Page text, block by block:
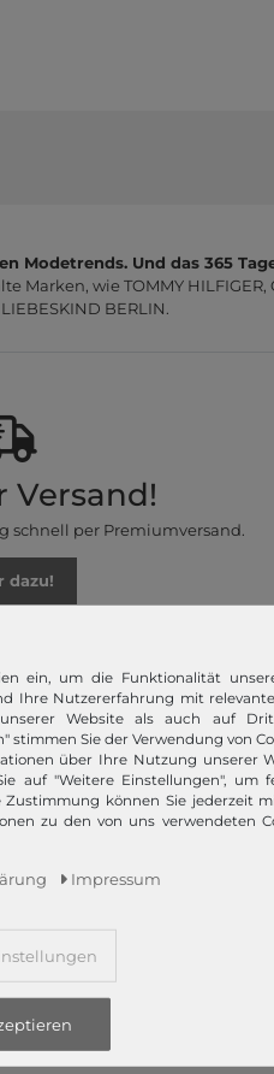
Modetrends. Und das 365
Marken, wie TOMMY HILFIGER,
BERLIN.
Versand!
schnell per Premiumversand.
dazu!
Zahlungsarten
PayPal, Kauf auf Rechnung,
Google Pay...mehr erfahren
Versand
ein, um die Funktionalität
Ihre Nutzererfahrung mit
Website als auch auf
stimmen Sie der Verwendung von
über Ihre Nutzung unserer
auf "Weitere Einstellungen", um
Zustimmung können Sie jederzeit
zu den von uns verwendeten
Impressum